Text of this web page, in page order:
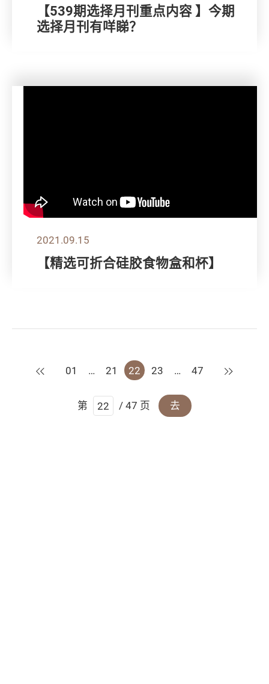
【539期选择月刊重点内容 】今期
选择月刊有咩睇？
2021.09.15
【精选可折合硅胶食物盒和杯】
上一页
01 … 21 22 23 … 47 下一页
第 / 47 页 去